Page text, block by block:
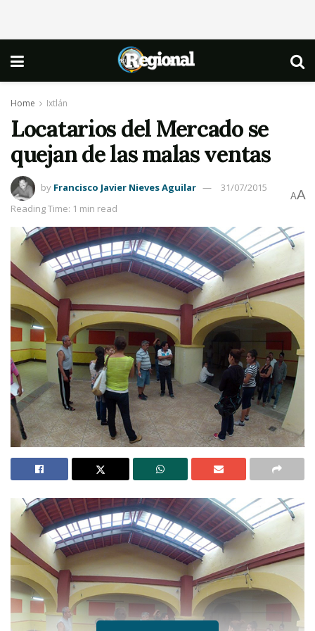
Home Ixtlán
Locatarios del Mercado se
quejan de las malas ventas
by Francisco Javier Nieves Aguilar
31/07/2015
Reading Time: 1 min read
AA